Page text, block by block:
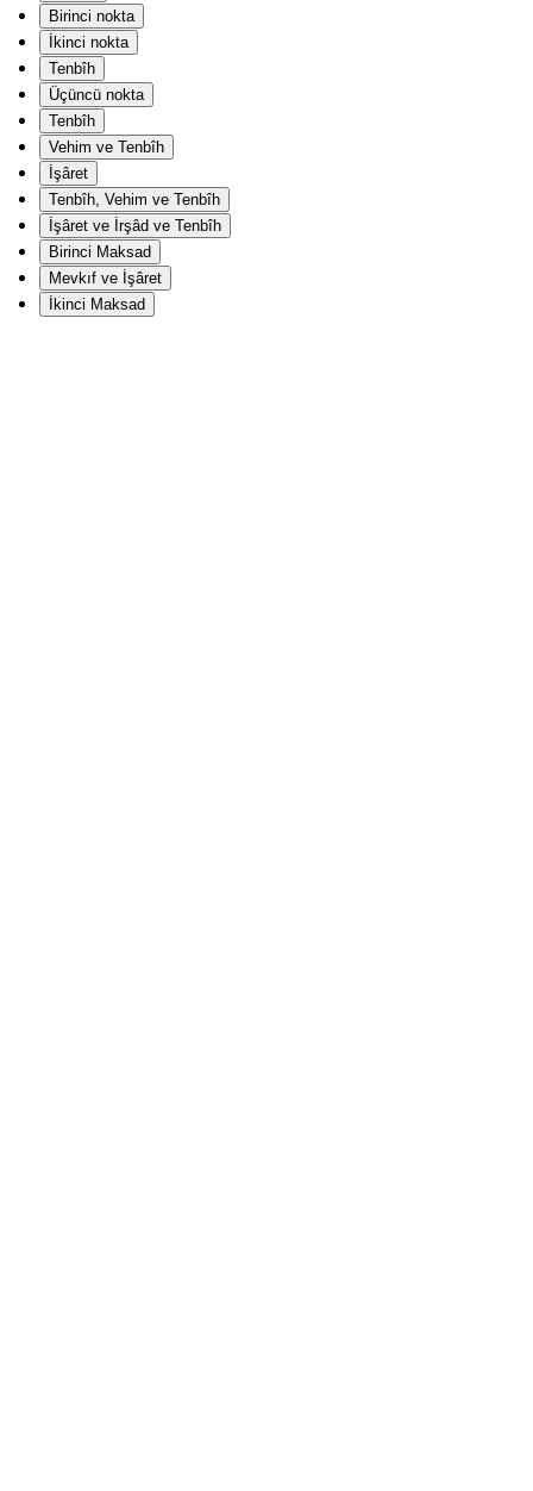
Birinci nokta
İkinci nokta
Tenbîh
Üçüncü nokta
Tenbîh
Vehim ve Tenbîh
İşâret
Tenbîh, Vehim ve Tenbîh
İşâret ve İrşâd ve Tenbîh
Birinci Maksad
Mevkıf ve İşâret
İkinci Maksad